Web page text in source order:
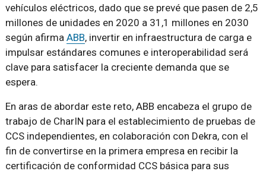
vehículos eléctricos, dado que se prevé que pasen de 2,5
millones de unidades en 2020 a 31,1 millones en 2030
según afirma ABB, invertir en infraestructura de carga e
impulsar estándares comunes e interoperabilidad será
clave para satisfacer la creciente demanda que se
espera.
En aras de abordar este reto, ABB encabeza el grupo de
trabajo de CharIN para el establecimiento de pruebas de
CCS independientes, en colaboración con Dekra, con el
fin de convertirse en la primera empresa en recibir la
certificación de conformidad CCS básica para sus